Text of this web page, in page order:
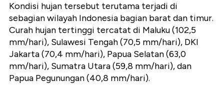
Kondisi hujan tersebut terutama terjadi di
sebagian wilayah Indonesia bagian barat dan timur.
Curah hujan tertinggi tercatat di Maluku (102,5
mm/hari), Sulawesi Tengah (70,5 mm/hari), DKI
Jakarta (70,4 mm/hari), Papua Selatan (63,0
mm/hari), Sumatra Utara (59,8 mm/hari), dan
Papua Pegunungan (40,8 mm/hari).